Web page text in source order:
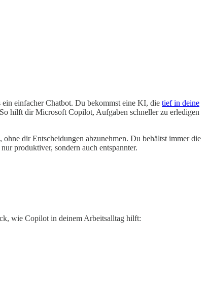
einfacher Chatbot. Du bekommst eine KI, die tief in deine
hilft dir Microsoft Copilot, Aufgaben schneller zu erledigen
dir Entscheidungen abzunehmen. Du behältst immer die
produktiver, sondern auch entspannter.
wie Copilot in deinem Arbeitsalltag hilft: